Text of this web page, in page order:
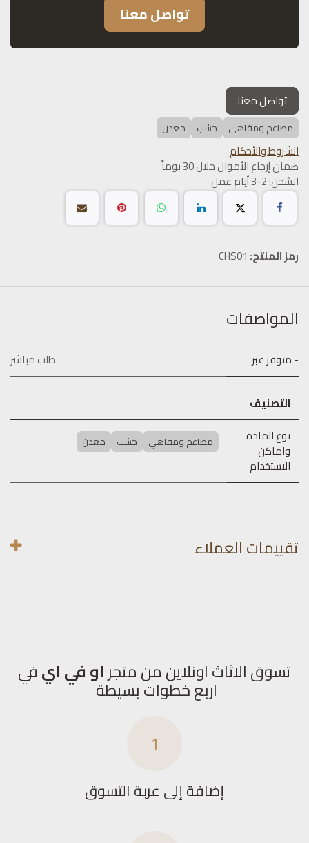
تواصل معنا
تواصل معنا
مطاعم ومقاهي خشب معدن
الشروط والأحكام
ضمان إرجاع الأموال خلال 30 يوماً
الشحن: 2-3 أيام عمل
رمز المنتج: CHS01
المواصفات
- متوفر عبر طلب مباشر
التصنيف
نوع المادة
واماكن
الاستخدام
مطاعم ومقاهي خشب معدن
تقييمات العملاء
تسوق الاثاث اونلاين من متجراو في ايفي
اربع خطوات بسيطة
1
إضافة إلى عربة التسوق